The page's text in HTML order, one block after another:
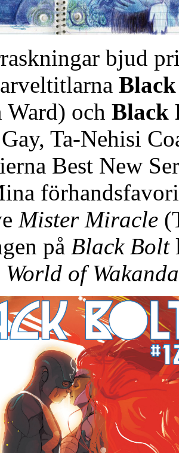
bjud
och Black
Ta-Nehisi
Best New
Mister Miracle
på Black Bolt
of Wakanda